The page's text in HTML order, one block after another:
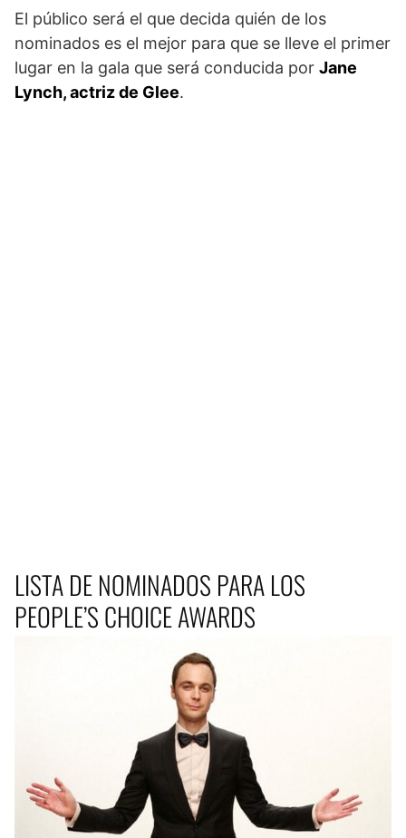
El público será el que decida quién de los
nominados es el mejor para que se lleve el primer
lugar en la gala que será conducida por Jane
Lynch, actriz de Glee.
LISTA DE NOMINADOS PARA LOS
PEOPLE’S CHOICE AWARDS